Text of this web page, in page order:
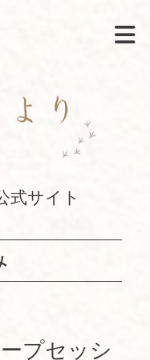
式サイト
プセッシ